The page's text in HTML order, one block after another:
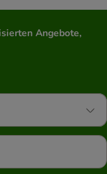
Angebote,